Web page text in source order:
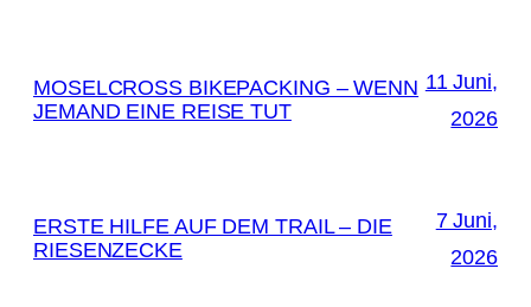
MOSELCROSS BIKEPACKING – WENN
JEMAND EINE REISE TUT
11 Juni,
2026
ERSTE HILFE AUF DEM TRAIL – DIE
RIESENZECKE
7 Juni,
2026